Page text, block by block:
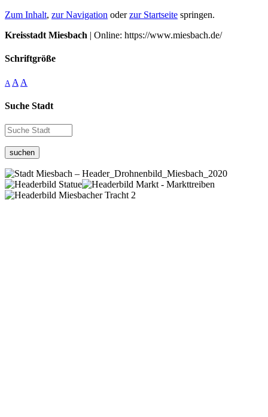
Zum Inhalt, zur Navigation oderzur Startseite springen.
Kreisstadt Miesbach | Online: https://www.miesbach.de/
Schriftgröße
A A A
Suche Stadt
suchen